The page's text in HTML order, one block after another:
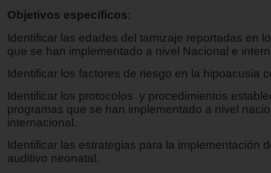
Objetivos específicos:
Identificar las edades del tamizaje reportadas en
que se han implementado a nivel Nacional e
Identificar los factores de riesgo en la hipoacusia
Identificar los protocolos y procedimientos
programas que se han implementado a nivel
internacional.
Identificar las estrategias para la implementación
auditivo neonatal.